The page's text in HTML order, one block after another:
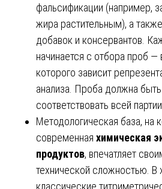
фальсификации (например,
жира растительным), а
добавок и консервантов.
начинается с отбора проб —
которого зависит
анализа. Проба должна
соответствовать всей
Методологическая база, на
современная химическая
продуктов, впечатляет
технической сложностью. В
классические